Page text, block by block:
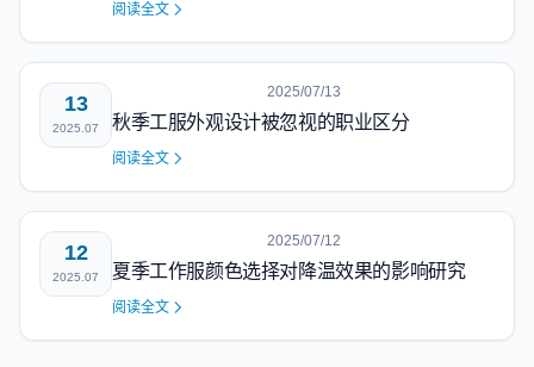
阅读全文
13
2025.07
2025/07/13
秋季工服外观设计被忽视的职业区分
阅读全文
12
2025.07
2025/07/12
夏季工作服颜色选择对降温效果的影响研究
阅读全文